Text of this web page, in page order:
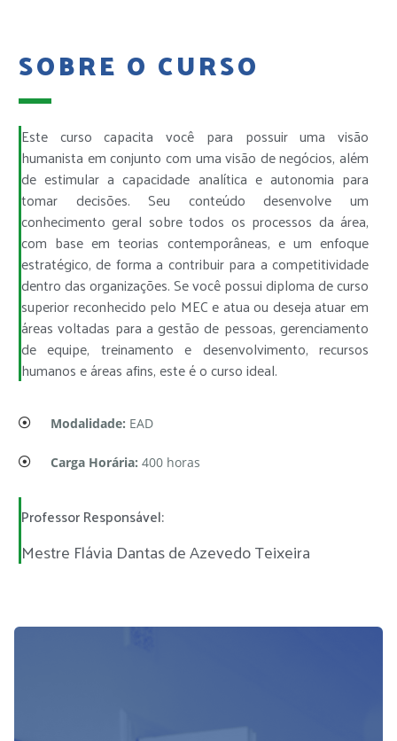
SOBRE O CURSO
Este curso capacita você para possuir uma visão
humanista em conjunto com uma visão de negócios, além
de estimular a capacidade analítica e autonomia para
tomar decisões. Seu conteúdo desenvolve um
conhecimento geral sobre todos os processos da área,
com base em teorias contemporâneas, e um enfoque
estratégico, de forma a contribuir para a competitividade
dentro das organizações. Se você possui diploma de curso
superior reconhecido pelo MEC e atua ou deseja atuar em
áreas voltadas para a gestão de pessoas, gerenciamento
de equipe, treinamento e desenvolvimento, recursos
humanos e áreas afins, este é o curso ideal.
Modalidade: EAD
Carga Horária: 400 horas
Professor Responsável:
Mestre Flávia Dantas de Azevedo Teixeira